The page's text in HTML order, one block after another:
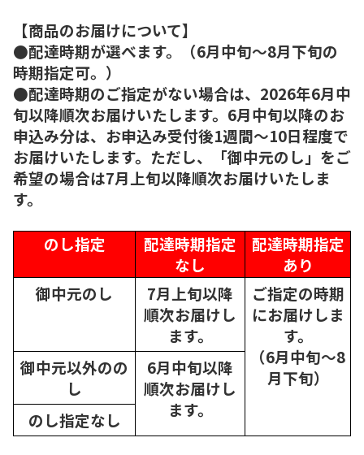
【商品のお届けについて】
●配達時期が選べます。（6月中旬～8月下旬の
時期指定可。）
●配達時期のご指定がない場合は、2026年6月中
旬以降順次お届けいたします。6月中旬以降のお
申込み分は、お申込み受付後1週間～10日程度で
お届けいたします。ただし、「御中元のし」をご
希望の場合は7月上旬以降順次お届けいたしま
す。
のし指定
配達時期指定
なし
配達時期指定
あり
御中元のし
7月上旬以降
順次お届けし
ます。
ご指定の時期
にお届けしま
す。
（6月中旬～8
月下旬）
御中元以外のの
し
6月中旬以降
順次お届けし
ます。
のし指定なし